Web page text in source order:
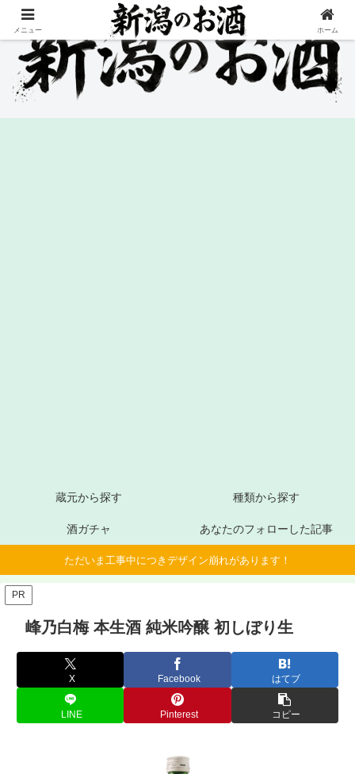
蔵元から探す 種類から探す
酒ガチャ あなたのフォローした記事
ただいま工事中につきデザイン崩れがあります！
PR
峰乃白梅 本生酒 純米吟醸 初しぼり生
X Facebook はてブ
LINE Pinterest コピー
メニュー ホーム